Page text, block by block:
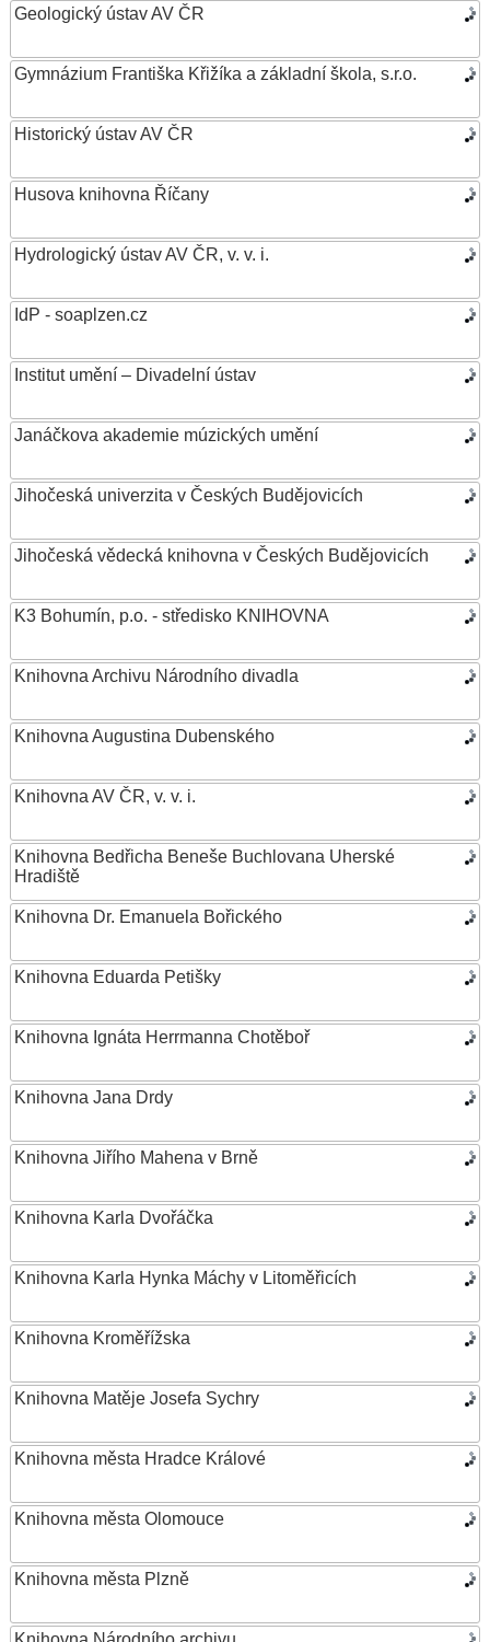
Geologický ústav AV ČR
Gymnázium Františka Křižíka a základní škola, s.r.o.
Historický ústav AV ČR
Husova knihovna Říčany
Hydrologický ústav AV ČR, v. v. i.
IdP - soaplzen.cz
Institut umění – Divadelní ústav
Janáčkova akademie múzických umění
Jihočeská univerzita v Českých Budějovicích
Jihočeská vědecká knihovna v Českých Budějovicích
K3 Bohumín, p.o. - středisko KNIHOVNA
Knihovna Archivu Národního divadla
Knihovna Augustina Dubenského
Knihovna AV ČR, v. v. i.
Knihovna Bedřicha Beneše Buchlovana Uherské
Hradiště
Knihovna Dr. Emanuela Bořického
Knihovna Eduarda Petišky
Knihovna Ignáta Herrmanna Chotěboř
Knihovna Jana Drdy
Knihovna Jiřího Mahena v Brně
Knihovna Karla Dvořáčka
Knihovna Karla Hynka Máchy v Litoměřicích
Knihovna Kroměřížska
Knihovna Matěje Josefa Sychry
Knihovna města Hradce Králové
Knihovna města Olomouce
Knihovna města Plzně